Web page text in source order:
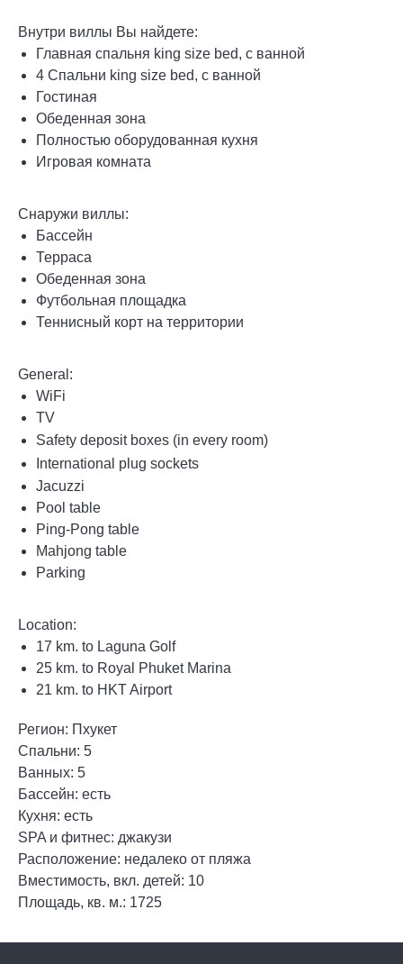
Внутри виллы Вы найдете:
Главная спальня king size bed, с ванной
4 Спальни king size bed, с ванной
Гостиная
Обеденная зона
Полностью оборудованная кухня
Игровая комната
Снаружи виллы:
Бассейн
Терраса
Обеденная зона
Футбольная площадка
Теннисный корт на территории
General:
WiFi
TV
Safety deposit boxes (in every room)
International plug sockets
Jacuzzi
Pool table
Ping-Pong table
Mahjong table
Parking
Location:
17 km. to Laguna Golf
25 km. to Royal Phuket Marina
21 km. to HKT Airport
Регион: Пхукет
Спальни: 5
Ванных: 5
Бассейн: есть
Кухня: есть
SPA и фитнес: джакузи
Расположение: недалеко от пляжа
Вместимость, вкл. детей: 10
Площадь, кв. м.: 1725